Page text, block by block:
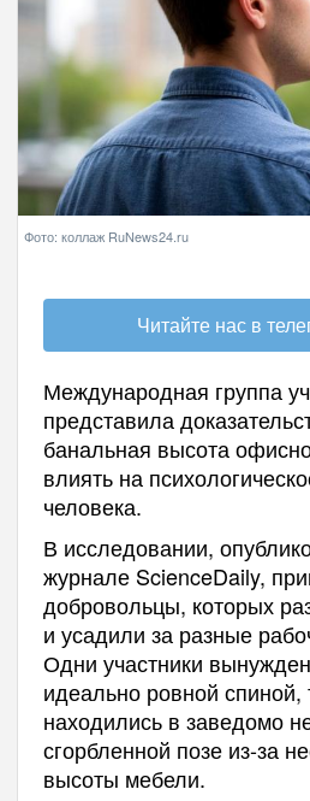
Фото: коллаж RuNews24.ru
Читайте нас в
Международная группа
представила
банальная высота
влиять на
человека.
В исследовании,
журнале ScienceDaily,
добровольцы, которых
и усадили за разные
Одни участники
идеально ровной спиной,
находились в заведомо
сгорбленной позе из-за
высоты мебели.